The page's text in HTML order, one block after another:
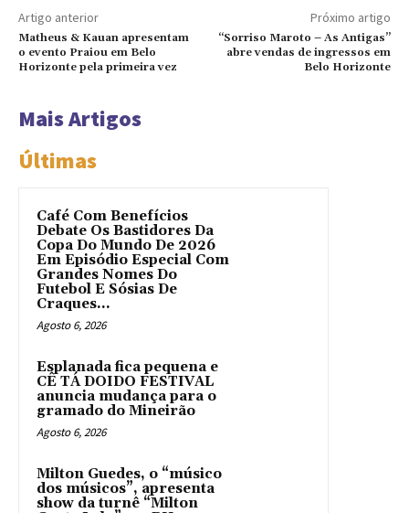
Artigo anterior
Matheus & Kauan apresentam
o evento Praiou em Belo
Horizonte pela primeira vez
Próximo artigo
“Sorriso Maroto – As Antigas”
abre vendas de ingressos em
Belo Horizonte
Mais Artigos
Últimas
Café Com Benefícios
Debate Os Bastidores Da
Copa Do Mundo De 2026
Em Episódio Especial Com
Grandes Nomes Do
Futebol E Sósias De
Craques...
Agosto 6, 2026
Esplanada fica pequena e
CÊ TÁ DOIDO FESTIVAL
anuncia mudança para o
gramado do Mineirão
Agosto 6, 2026
Milton Guedes, o “músico
dos músicos”, apresenta
show da turnê “Milton